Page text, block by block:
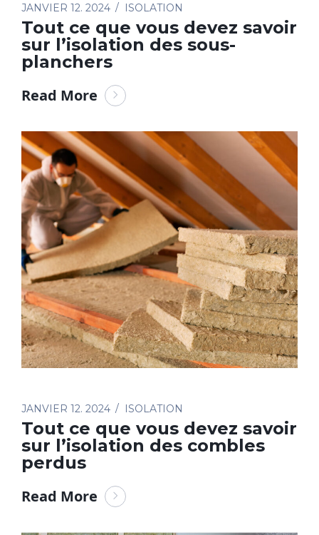
JANVIER 12. 2024 ISOLATION
Tout ce que vous devez savoir
sur l’isolation des sous-
planchers
Read More
JANVIER 12. 2024 ISOLATION
Tout ce que vous devez savoir
sur l’isolation des combles
perdus
Read More